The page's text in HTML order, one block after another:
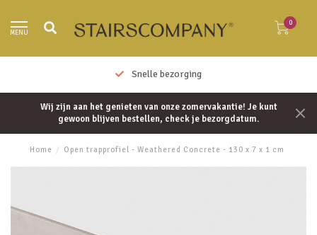
MENU
0
Snelle bezorging
Wij zijn aan het genieten van onze zomervakantie! Je kunt
gewoon blijven bestellen, check je bezorgdatum.
Home / Open trapprofiel - Weathered Concrete - 130 x 7 x 1 cm